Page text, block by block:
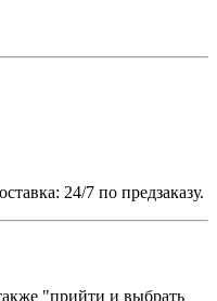
24/7 по предзаказу.
"прийти и выбрать